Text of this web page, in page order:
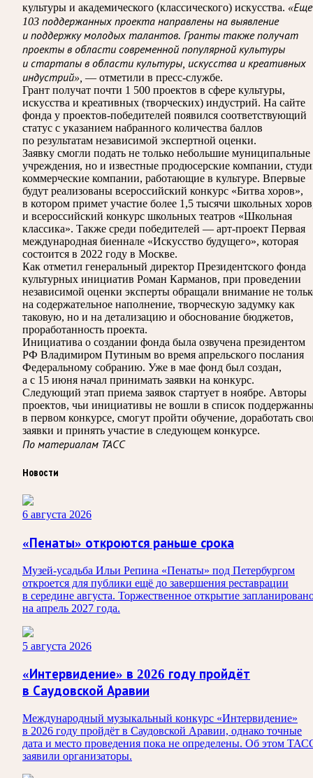
культуры и академического (классического) искусства. «Еще
103 поддержанных проекта направлены на выявление
и поддержку молодых талантов. Гранты также получат
проекты в области современной популярной культуры
и стартапы в области культуры, искусства и креативных
индустрий», — отметили в пресс-службе.
Грант получат почти 1 500 проектов в сфере культуры,
искусства и креативных (творческих) индустрий. На сайте
фонда у проектов-победителей появился соответствующий
статус с указанием набранного количества баллов
по результатам независимой экспертной оценки.
Заявку смогли подать не только небольшие муниципальные
учреждения, но и известные продюсерские компании,
коммерческие компании, работающие в культуре. Впервые
будут реализованы всероссийский конкурс «Битва хоров»,
в котором примет участие более 1,5 тысячи школьных
и всероссийский конкурс школьных театров «Школьная
классика». Также среди победителей — арт-проект Первая
международная биеннале «Искусство будущего», которая
состоится в 2022 году в Москве.
Как отметил генеральный директор Президентского фонда
культурных инициатив Роман Карманов, при проведении
независимой оценки эксперты обращали внимание не
на содержательное наполнение, творческую задумку как
таковую, но и на детализацию и обоснование бюджетов,
проработанность проекта.
Инициатива о создании фонда была озвучена президентом
РФ Владимиром Путиным во время апрельского послания
Федеральному собранию. Уже в мае фонд был создан,
а с 15 июня начал принимать заявки на конкурс.
Следующий этап приема заявок стартует в ноябре. Авторы
проектов, чьи инициативы не вошли в список
в первом конкурсе, смогут пройти обучение, доработать
заявки и принять участие в следующем конкурсе.
По материалам ТАСС
Новости
6 августа 2026
«Пенаты» откроются раньше срока
Музей-усадьба Ильи Репина «Пенаты» под Петербургом
откроется для публики ещё до завершения реставрации
в середине августа. Торжественное открытие
на апрель 2027 года.
5 августа 2026
«Интервидение» в 2026 году пройдёт
в Саудовской Аравии
Международный музыкальный конкурс «Интервидение»
в 2026 году пройдёт в Саудовской Аравии, однако точные
дата и место проведения пока не определены. Об этом
заявили организаторы.